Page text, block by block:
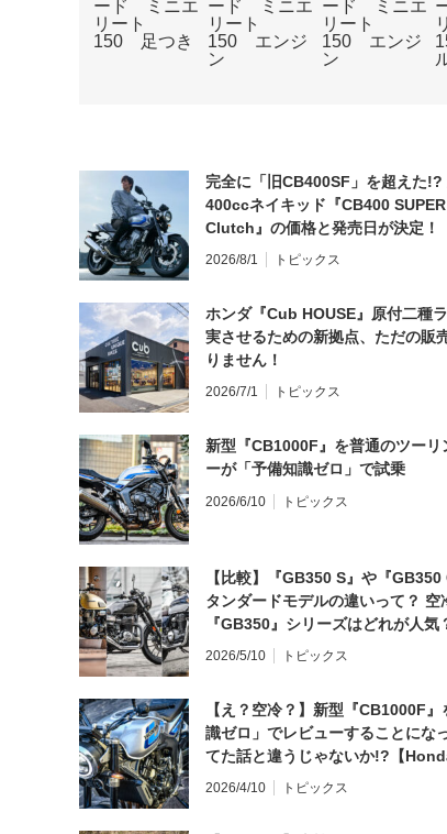
完全に「旧CB400SF」を超えた!?
400ccネイキッド『CB400
Clutch』の価格と発売日が決定！
2026/8/1 トピックス
ホンダ『Cub HOUSE』原付二種
実させるための新拠点、ただの販
りません！
2026/7/1 トピックス
新型『CB1000F』を普通のツーリ
ーが「予備知識ゼロ」で試乗
2026/6/10 トピックス
【比較】『GB350 S』や『GB350
タンダードモデルの違いって？ 空
『GB350』シリーズはどれが人気
2026/5/10 トピックス
【え？空冷？】新型『CB1000F
識ゼロ」でレビューすることにな
てた話と違うじゃないか!?【
日にしてならず／CB1000F ①第一
2026/4/10 トピックス